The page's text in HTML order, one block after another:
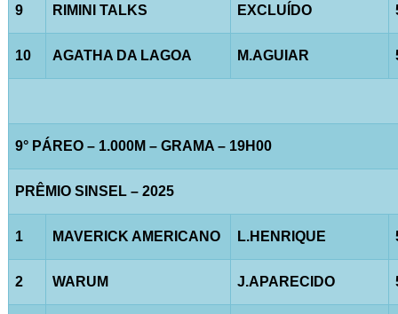
9 RIMINI TALKS EXCLUÍDO
10 AGATHA DA LAGOA M.AGUIAR
9° PÁREO – 1.000M – GRAMA – 19H00
PRÊMIO SINSEL – 2025
1 MAVERICK AMERICANO L.HENRIQUE
2 WARUM J.APARECIDO